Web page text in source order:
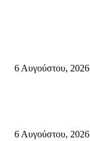
6 Αυγούστου, 2026
6 Αυγούστου, 2026